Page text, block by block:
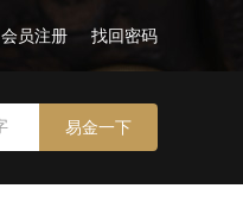
会员注册 找回密码